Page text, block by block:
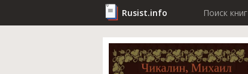
Rusist.info Поиск книг